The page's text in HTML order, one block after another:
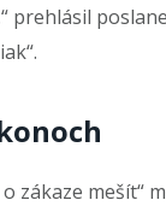
prehlásil
zákaze mešít“